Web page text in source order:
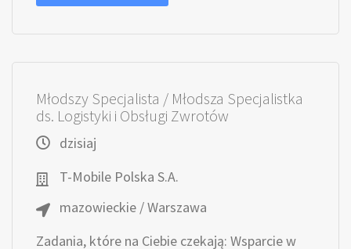
Młodszy Specjalista / Młodsza Specjalistka
ds. Logistyki i Obsługi Zwrotów
dzisiaj
T-Mobile Polska S.A.
mazowieckie / Warszawa
Zadania, które na Ciebie czekają: Wsparcie w